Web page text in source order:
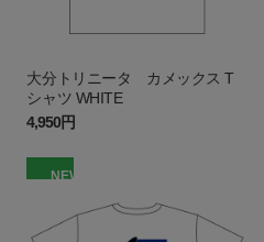
大分トリニータ カメックス T
シャツ WHITE
4,950円
NEW